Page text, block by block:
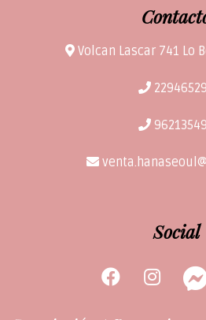
Volcan Lascar 741 Lo
Social